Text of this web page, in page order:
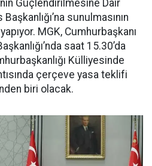
Güçlendirilmesine Dair
sunulmasının
MGK, Cumhurbaşkanı
saat 15.30’da
Külliyesinde
çerçeve yasa teklifi
biri olacak.